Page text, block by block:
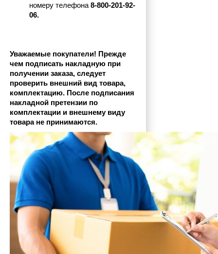
номеру телефона 8-800-201-92-
06.
Уважаемые покупатели! Прежде
чем подписать накладную при
получении заказа, следует
проверить внешний вид товара,
комплектацию. После подписания
накладной претензии по
комплектации и внешнему виду
товара не принимаются.